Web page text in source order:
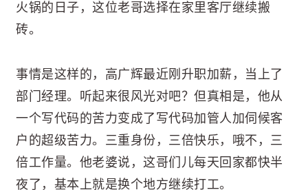
火锅的日子，这位老哥选择在家里客厅继续搬
砖。
事情是这样的，高广辉最近刚升职加薪，当上了
部门经理。听起来很风光对吧？但真相是，他从
一个写代码的苦力变成了写代码加管人加伺候客
户的超级苦力。三重身份，三倍快乐，哦不，三
倍工作量。他老婆说，这哥们儿每天回家都快半
夜了，基本上就是换个地方继续打工。